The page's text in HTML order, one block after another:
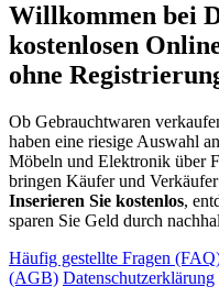
Willkommen bei
kostenlosen
ohne
Ob Gebrauchtwaren
haben eine riesige Auswahl an
Möbeln und Elektronik über
bringen Käufer und
Inserieren Sie kostenlos,
sparen Sie Geld durch
Häufig gestellte Fragen
(AGB) Datenschutzerklärung